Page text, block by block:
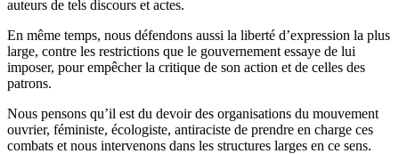
auteurs de tels discours et actes.
En même temps, nous défendons aussi la liberté d’expression la plus
large, contre les restrictions que le gouvernement essaye de lui
imposer, pour empêcher la critique de son action et de celles des
patrons.
Nous pensons qu’il est du devoir des organisations du mouvement
ouvrier, féministe, écologiste, antiraciste de prendre en charge ces
combats et nous intervenons dans les structures larges en ce sens.